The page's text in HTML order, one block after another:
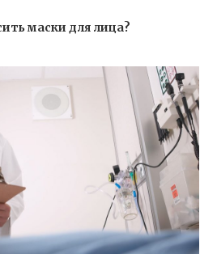
маски для лица?